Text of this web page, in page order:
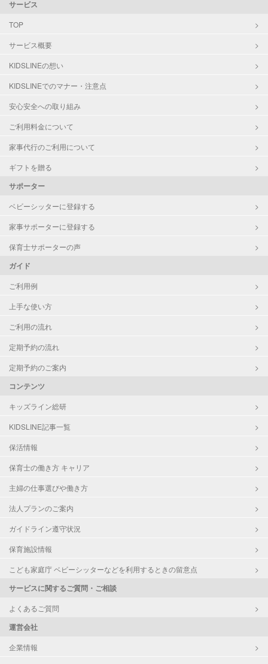
障がい児対応
レッスン
定期予約
お子様の撮影
サービス
TOP
サービス概要
KIDSLINEの想い
KIDSLINEでのマナー・注意点
安心安全への取り組み
ご利用料金について
家事代行のご利用について
ギフトを贈る
サポーター
ベビーシッターに登録する
家事サポーターに登録する
保育士サポーターの声
ガイド
ご利用例
上手な使い方
ご利用の流れ
定期予約の流れ
定期予約のご案内
コンテンツ
キッズライン総研
KIDSLINE記事一覧
保活情報
保育士の働き方 キャリア
主婦の仕事選びや働き方
法人プランのご案内
ガイドライン遵守状況
保育施設情報
こども家庭庁 ベビーシッターなどを利用するときの留意点
サービスに関するご質問・ご相談
よくあるご質問
運営会社
企業情報